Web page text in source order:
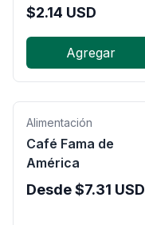
$2.14 USD
Agregar
Alimentación
Café Fama de
América
Desde$7.31 USD